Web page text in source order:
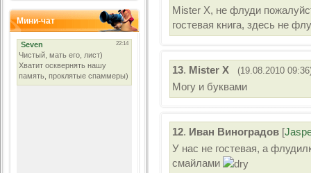
Мини-чат
Mister X, не флуди
гостевая книга, здесь не
13. Mister X (19.08.2010
Могу и буквами
12. Иван Виноградов [
У нас не гостевая, а
смайлами